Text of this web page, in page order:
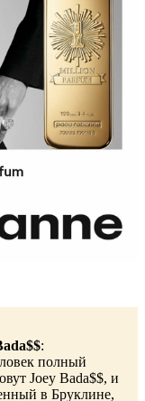
:
полный
Joey Bada$$, и
в Бруклине,